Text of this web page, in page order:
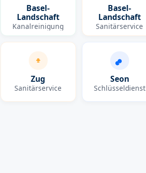
Basel-
Landschaft
Kanalreinigung
Basel-
Landschaft
Sanitärservice
Zug
Sanitärservice
Seon
Schlüsseldienst